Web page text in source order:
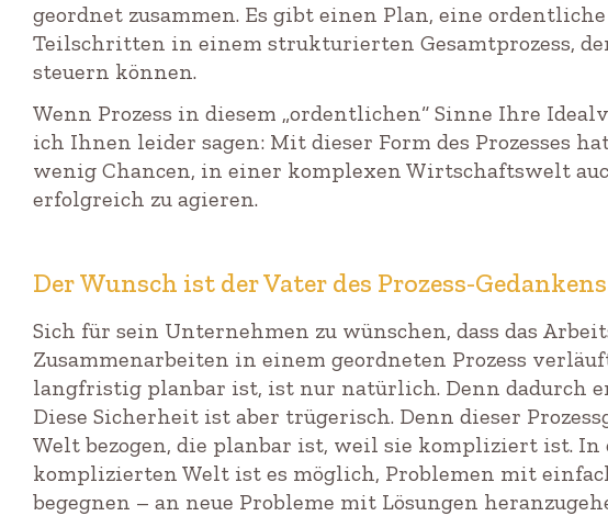
geordnet zusammen. Es gibt einen Plan, eine
Teilschritten in einem strukturierten Gesamtprozess,
steuern können.
Wenn Prozess in diesem „ordentlichen“ Sinne Ihre
ich Ihnen leider sagen: Mit dieser Form des Prozesses
wenig Chancen, in einer komplexen Wirtschaftswelt
erfolgreich zu agieren.
Der Wunsch ist der Vater des Prozess-Gedankens
Sich für sein Unternehmen zu wünschen, dass das
Zusammenarbeiten in einem geordneten Prozess
langfristig planbar ist, ist nur natürlich. Denn dadurch
Diese Sicherheit ist aber trügerisch. Denn dieser
Welt bezogen, die planbar ist, weil sie kompliziert ist. In
komplizierten Welt ist es möglich, Problemen mit
begegnen – an neue Probleme mit Lösungen